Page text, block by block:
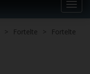
Fortelte Fortelte